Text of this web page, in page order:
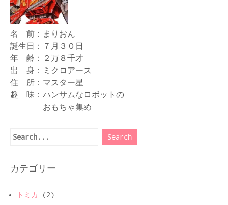
名 前：まりおん
誕生日：７月３０日
年 齢：２万８千才
出 身：ミクロアース
住 所：マスター星
趣 味：ハンサムなロボットの
おもちゃ集め
カテゴリー
トミカ
(2)